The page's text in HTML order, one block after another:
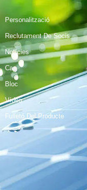
Personalització
Reclutament De Socis
Notícies
Cas
Bloc
Vídeo
Fulletó Del Producte